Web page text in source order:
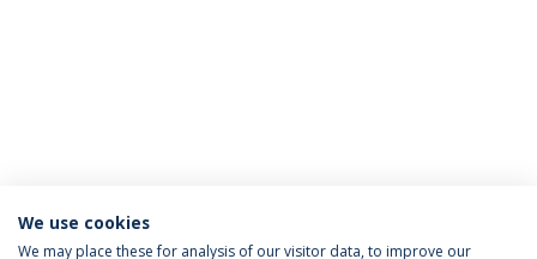
We use cookies
We may place these for analysis of our visitor data, to improve our